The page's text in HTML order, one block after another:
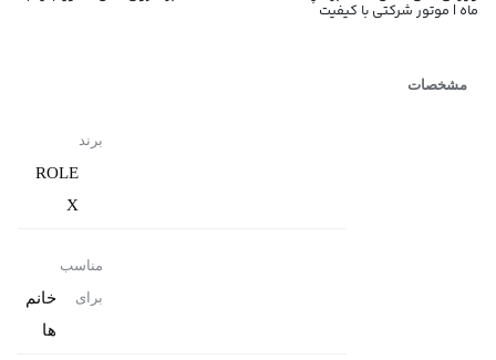
ماه | موتور شرکتی با کیفیت
مشخصات
برند
ROLE
X
مناسب
برای
خانم
ها